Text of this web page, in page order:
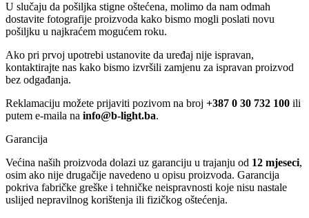
U slučaju da pošiljka stigne oštećena, molimo da nam odmah
dostavite fotografije proizvoda kako bismo mogli poslati novu
pošiljku u najkraćem mogućem roku.
Ako pri prvoj upotrebi ustanovite da uređaj nije ispravan,
kontaktirajte nas kako bismo izvršili zamjenu za ispravan proizvod
bez odgađanja.
Reklamaciju možete prijaviti pozivom na broj +387 0 30 732 100 ili
putem e-maila na info@b-light.ba.
Garancija
Većina naših proizvoda dolazi uz garanciju u trajanju od 12 mjeseci,
osim ako nije drugačije navedeno u opisu proizvoda. Garancija
pokriva fabričke greške i tehničke neispravnosti koje nisu nastale
uslijed nepravilnog korištenja ili fizičkog oštećenja.